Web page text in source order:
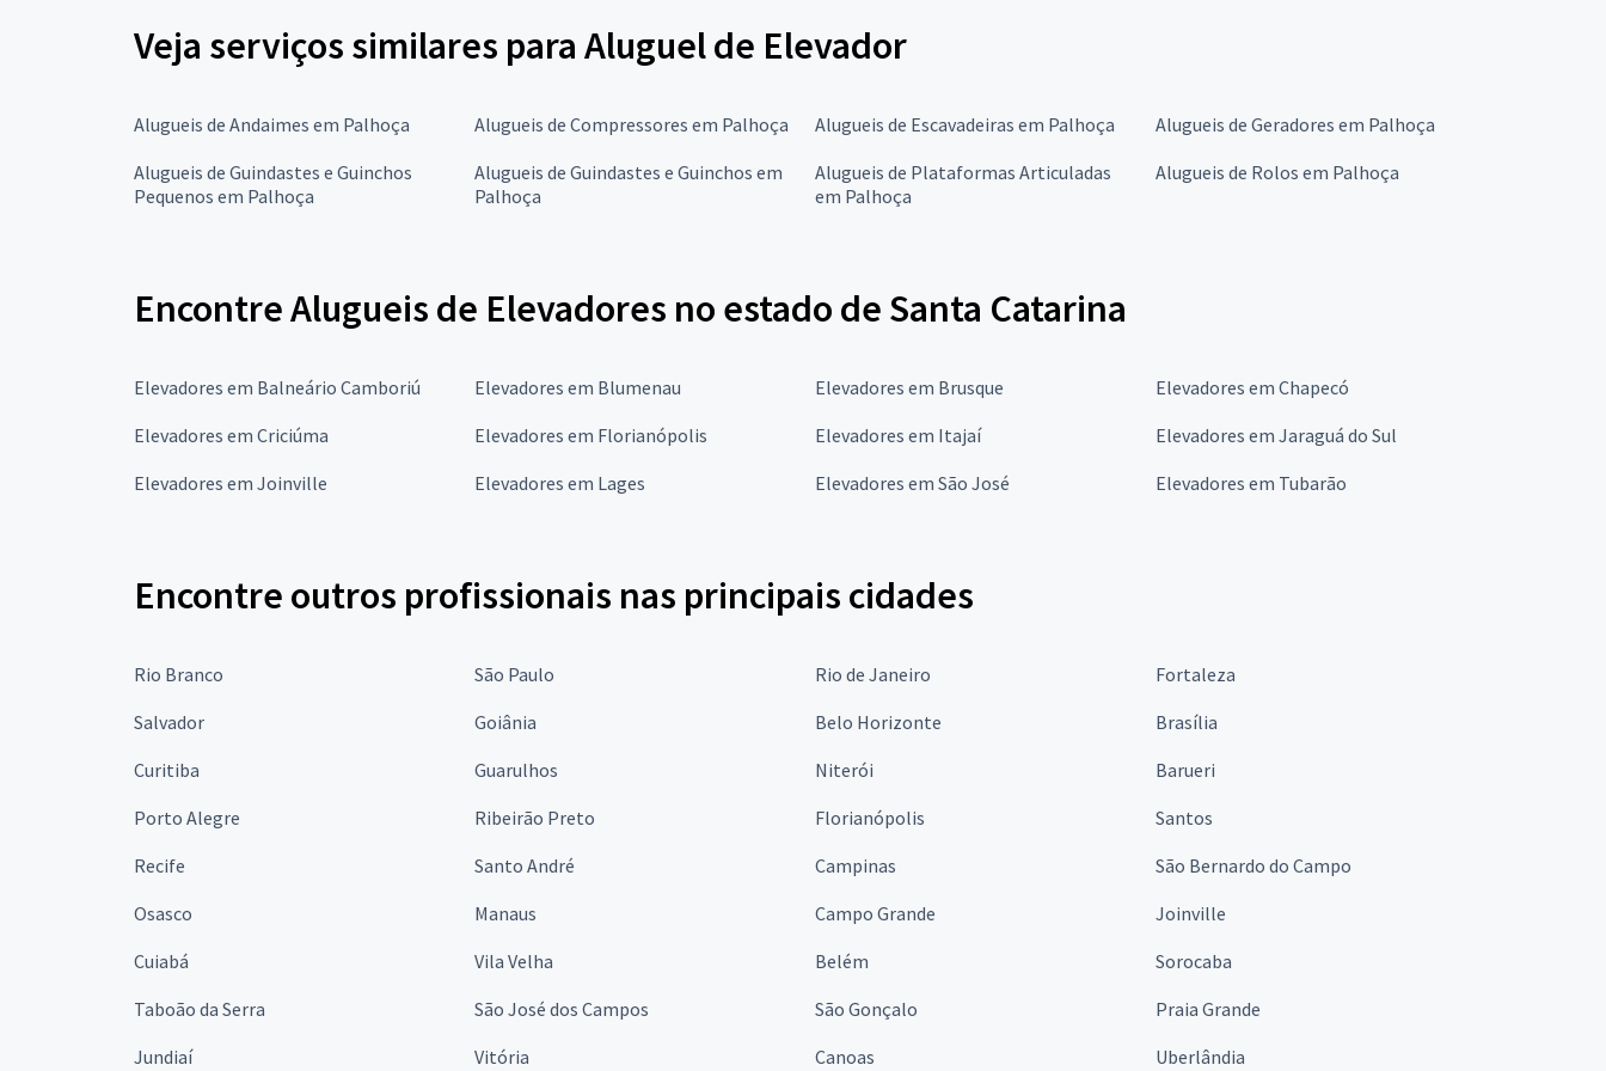
Veja serviços similares para Aluguel de Elevador
Alugueis de Andaimes em Palhoça Alugueis de Compressores em Palhoça Alugueis de Escavadeiras em Palhoça
Alugueis de Geradores em Palhoça
Alugueis de Guindastes e Guinchos
Pequenos em Palhoça
Alugueis de Guindastes e Guinchos em
Palhoça
Alugueis de Plataformas Articuladas
em Palhoça
Alugueis de Rolos em Palhoça
Encontre Alugueis de Elevadores no estado de Santa Catarina
Elevadores em Balneário Camboriú Elevadores em Blumenau Elevadores em Brusque
Elevadores em Chapecó
Elevadores em Criciúma
Elevadores em Florianópolis Elevadores em Itajaí
Elevadores em Jaraguá do Sul
Elevadores em Joinville
Elevadores em Lages Elevadores em São José Elevadores em Tubarão
Encontre outros profissionais nas principais cidades
Rio Branco São Paulo Rio de Janeiro
Fortaleza
Salvador
Goiânia Belo Horizonte
Brasília
Curitiba
Guarulhos Niterói
Barueri
Porto Alegre
Ribeirão Preto Florianópolis
Santos
Recife
Santo André Campinas
São Bernardo do Campo
Osasco
Manaus Campo Grande
Joinville
Cuiabá
Vila Velha Belém
Sorocaba
Taboão da Serra
São José dos Campos São Gonçalo
Praia Grande
Jundiaí
Vitória Canoas Uberlândia